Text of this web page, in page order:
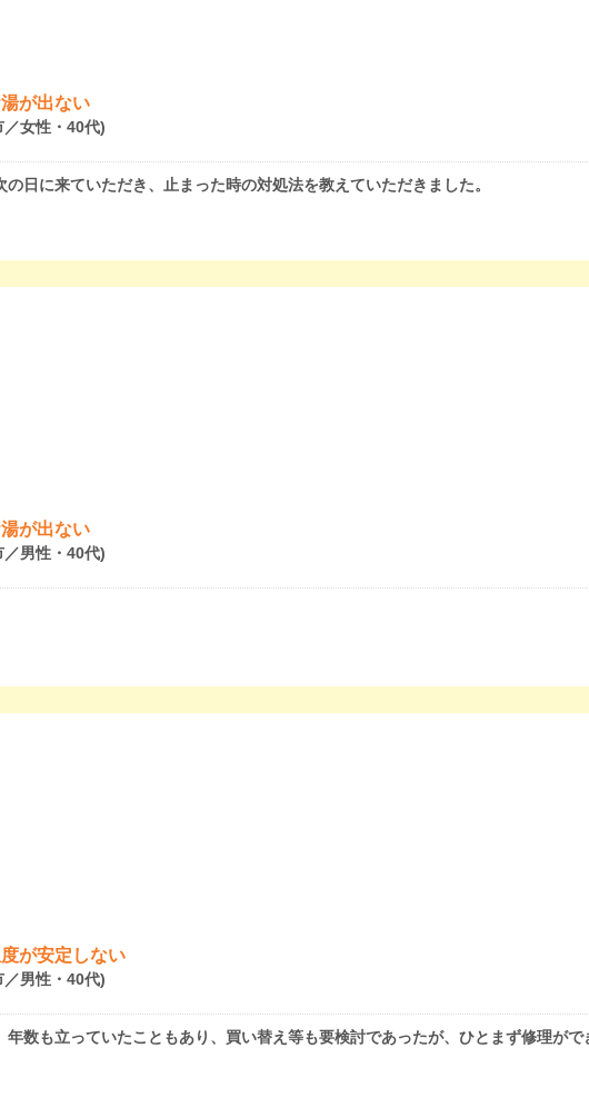
が出ない
女性・40代)
日に来ていただき、止まった時の対処法を教えていただきました。
が出ない
男性・40代)
が安定しない
男性・40代)
数も立っていたこともあり、買い替え等も要検討であったが、ひとまず修理がで